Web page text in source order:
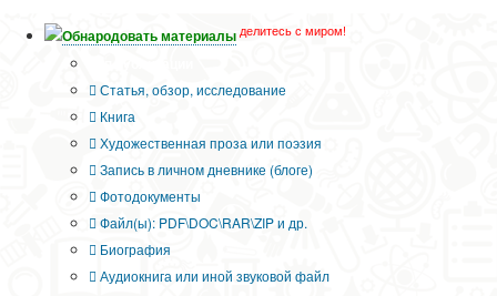
Обнародовать материалы делитесь с миром!
Статья, обзор, исследование
Книга
Художественная проза или поэзия
Запись в личном дневнике (блоге)
Фотодокументы
Файл(ы): PDF\DOC\RAR\ZIP и др.
Биография
Аудиокнига или иной звуковой файл